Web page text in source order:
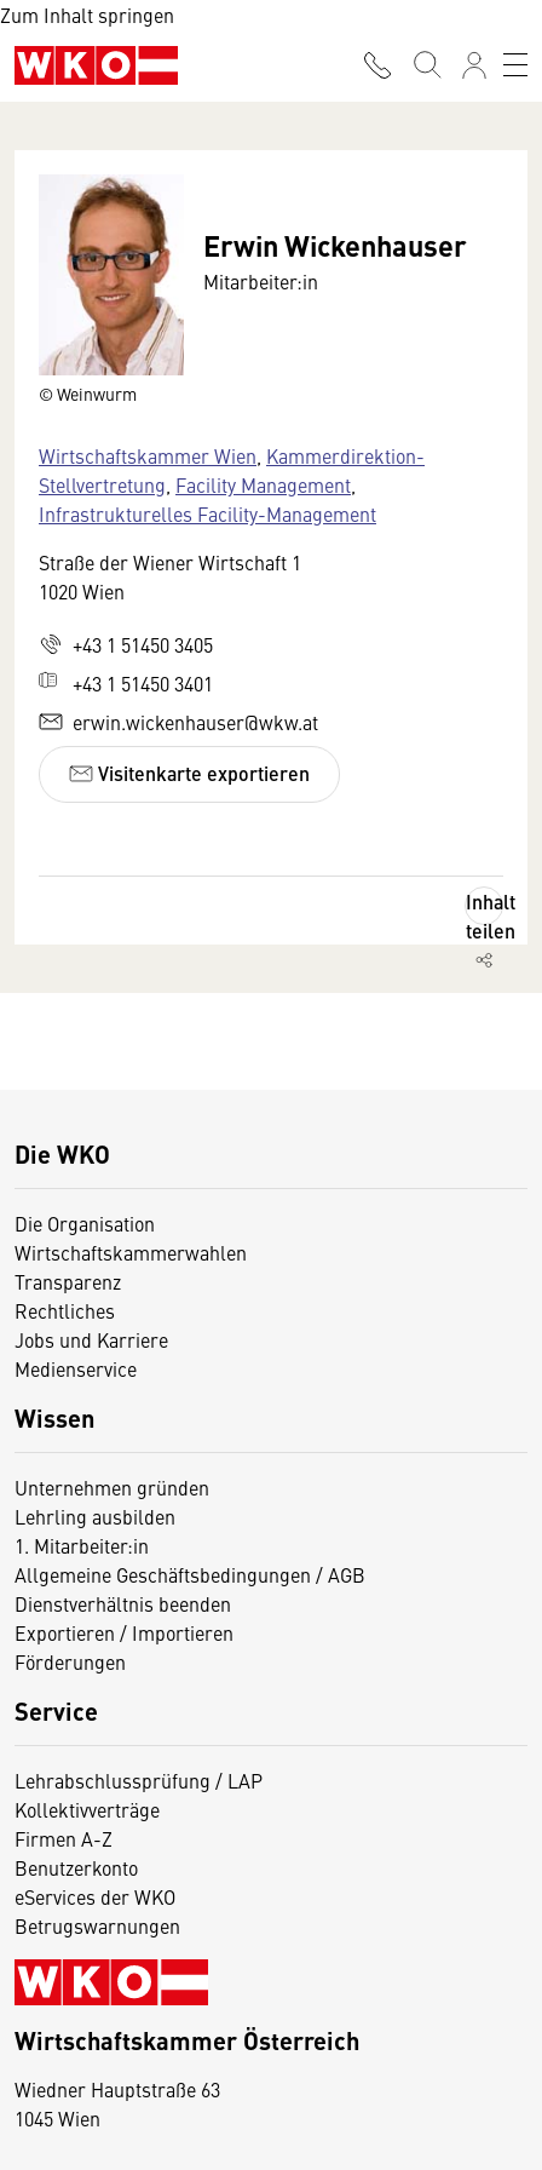
Zum Inhalt springen
© Weinwurm
Erwin Wickenhauser
Mitarbeiter:in
Wirtschaftskammer Wien Kammerdirektion-
Stellvertretung Facility Management
Infrastrukturelles Facility-Management
Straße der Wiener Wirtschaft 1
1020 Wien
+43 1 51450 3405
+43 1 51450 3401
erwin.wickenhauser@wkw.at
Visitenkarte exportieren
Inhalt
teilen
Die WKO
Die Organisation
Wirtschaftskammerwahlen
Transparenz
Rechtliches
Jobs und Karriere
Medienservice
Wissen
Unternehmen gründen
Lehrling ausbilden
1. Mitarbeiter:in
Allgemeine Geschäftsbedingungen / AGB
Dienstverhältnis beenden
Exportieren / Importieren
Förderungen
Service
Lehrabschlussprüfung / LAP
Kollektivverträge
Firmen A-Z
Benutzerkonto
eServices der WKO
Betrugswarnungen
Wirtschaftskammer Österreich
Wiedner Hauptstraße 63
1045 Wien
D